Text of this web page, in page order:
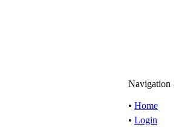
Navigation
• Home
• Login